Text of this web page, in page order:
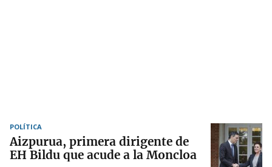
POLÍTICA
Aizpurua, primera dirigente de
EH Bildu que acude a la Moncloa